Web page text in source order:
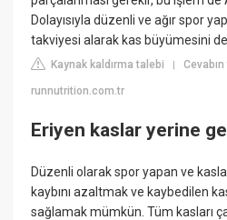
Dolayısıyla düzenli ve ağır spor
takviyesi alarak kas büyümesini
Kaynak kaldırma talebi |
runnutrition.com.tr
Eriyen kaslar yerine
Düzenli olarak spor yapan ve
kaybını azaltmak ve kaybedilen
sağlamak mümkün. Tüm kasları